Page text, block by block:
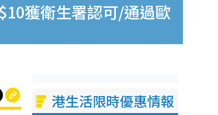
獲衛生署認可/通過歐
港生活限時優惠情報